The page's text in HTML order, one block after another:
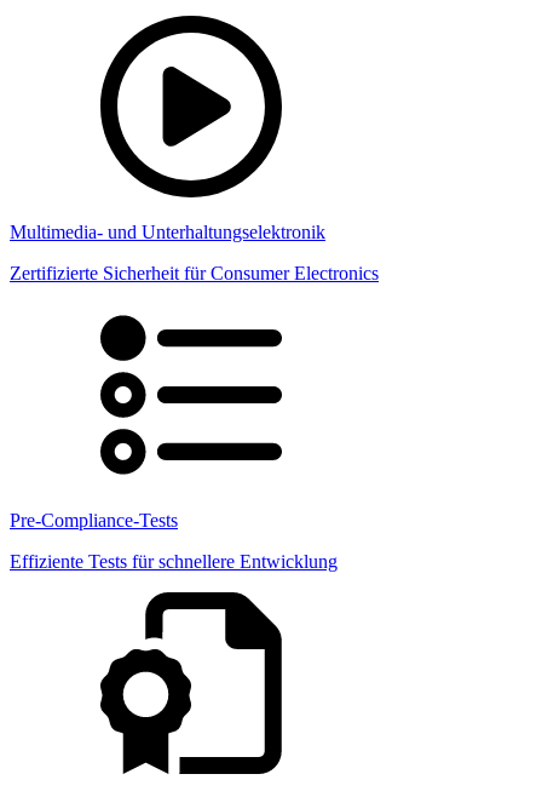
Multimedia- und Unterhaltungselektronik
Zertifizierte Sicherheit für Consumer Electronics
Pre-Compliance-Tests
Effiziente Tests für schnellere Entwicklung